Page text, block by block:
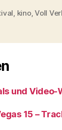
kino,Voll
und Video-
15 –